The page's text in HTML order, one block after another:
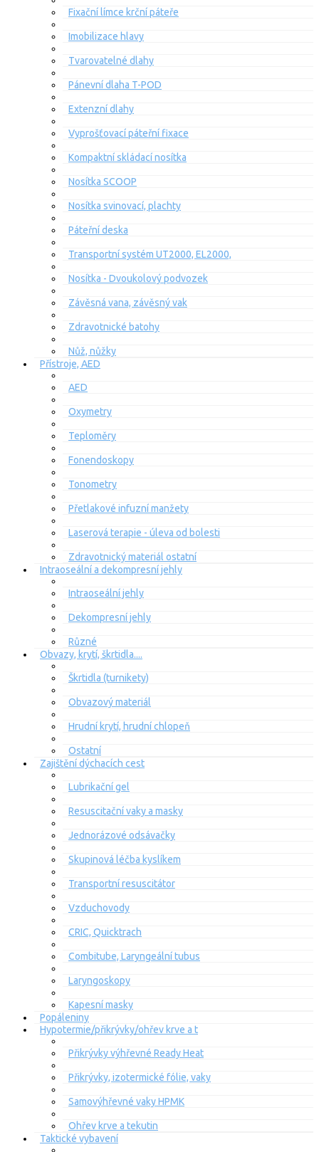
Fixační límce krční páteře
Imobilizace hlavy
Tvarovatelné dlahy
Pánevní dlaha T-POD
Extenzní dlahy
Vyprošťovací páteřní fixace
Kompaktní skládací nosítka
Nosítka SCOOP
Nosítka svinovací, plachty
Páteřní deska
Transportní systém UT2000, EL2000,
Nosítka - Dvoukolový podvozek
Závěsná vana, závěsný vak
Zdravotnické batohy
Nůž, nůžky
Přístroje, AED
AED
Oxymetry
Teploměry
Fonendoskopy
Tonometry
Přetlakové infuzní manžety
Laserová terapie - úleva od bolesti
Zdravotnický materiál ostatní
Intraoseální a dekompresní jehly
Intraoseální jehly
Dekompresní jehly
Různé
Obvazy, krytí, škrtidla....
Škrtidla (turnikety)
Obvazový materiál
Hrudní krytí, hrudní chlopeň
Ostatní
Zajištění dýchacích cest
Lubrikační gel
Resuscitační vaky a masky
Jednorázové odsávačky
Skupinová léčba kyslíkem
Transportní resuscitátor
Vzduchovody
CRIC, Quicktrach
Combitube, Laryngeální tubus
Laryngoskopy
Kapesní masky
Popáleniny
Hypotermie/přikrývky/ohřev krve a t
Přikrývky výhřevné Ready Heat
Přikrývky, izotermické fólie, vaky
Samovýhřevné vaky HPMK
Ohřev krve a tekutin
Taktické vybavení